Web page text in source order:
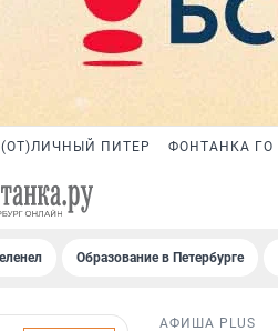
(ОТ)ЛИЧНЫЙ ПИТЕР ФОНТАНКА ГО
Образование в Петербурге
АФИША PLUS